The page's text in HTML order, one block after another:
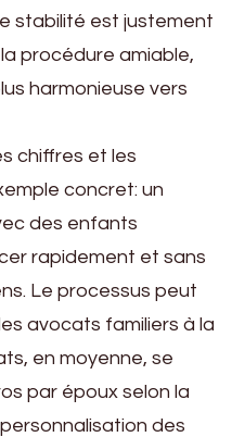
stabilité est justement
procédure amiable,
harmonieuse vers
chiffres et les
concret: un
des enfants
rapidement et sans
Le processus peut
avocats familiers à la
en moyenne, se
par époux selon la
des